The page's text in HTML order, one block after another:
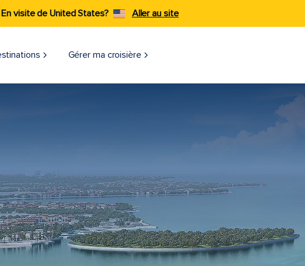
En visite de United States? Aller au site
Gérer ma croisière​